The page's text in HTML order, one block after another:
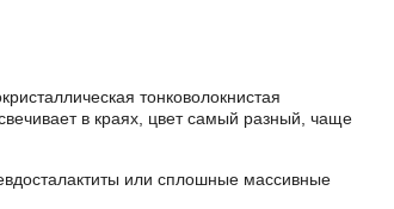
тонковолокнистая
в краях, цвет самый разный, чаще
или сплошные массивные